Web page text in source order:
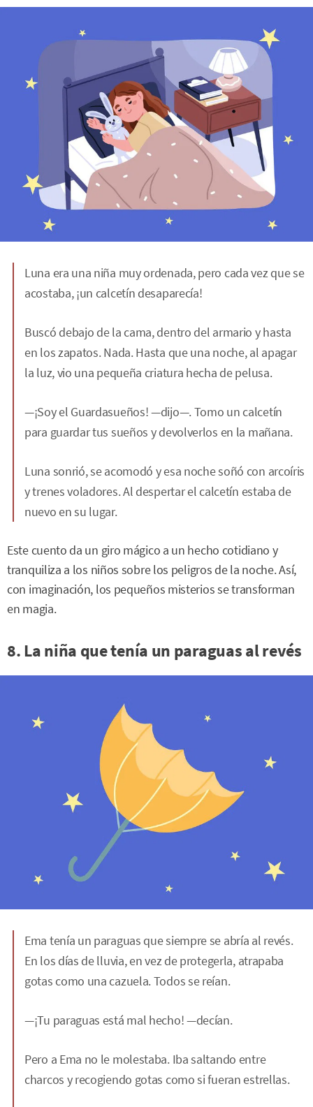
Luna era una niña muy ordenada, pero cada vez que se
acostaba, ¡un calcetín desaparecía!
Buscó debajo de la cama, dentro del armario y hasta
en los zapatos. Nada. Hasta que una noche, al apagar
la luz, vio una pequeña criatura hecha de pelusa.
—¡Soy el Guardasueños! —dijo—. Tomo un calcetín
para guardar tus sueños y devolverlos en la mañana.
Luna sonrió, se acomodó y esa noche soñó con arcoíris
y trenes voladores. Al despertar el calcetín estaba de
nuevo en su lugar.
Este cuento da un giro mágico a un hecho cotidiano y
tranquiliza a los niños sobre los peligros de la noche. Así,
con imaginación, los pequeños misterios se transforman
en magia.
8. La niña que tenía un paraguas al revés
Ema tenía un paraguas que siempre se abría al revés.
En los días de lluvia, en vez de protegerla, atrapaba
gotas como una cazuela. Todos se reían.
—¡Tu paraguas está mal hecho! —decían.
Pero a Ema no le molestaba. Iba saltando entre
charcos y recogiendo gotas como si fueran estrellas.